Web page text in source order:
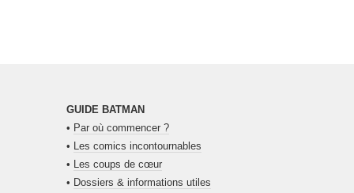
GUIDE BATMAN
• Par où commencer ?
• Les comics incontournables
• Les coups de cœur
• Dossiers & informations utiles